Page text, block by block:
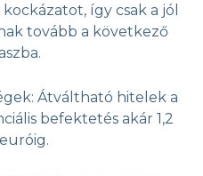
így csak a jól
tovább a következő
Átváltható hitelek a
befektetés akár 1,2